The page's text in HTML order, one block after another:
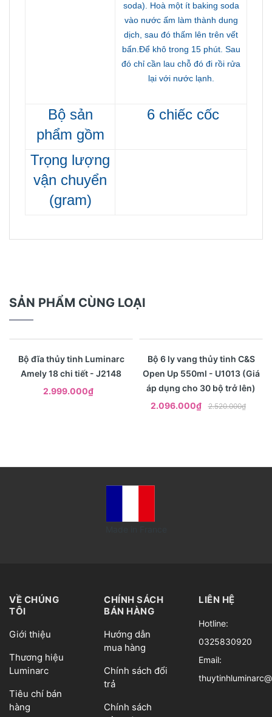
soda). Hoà một ít baking soda
vào nước ấm làm thành dung
dịch, sau đó thấm lên trên vết
bẩn.Để khô trong 15 phút. Sau
đó chỉ cần lau chỗ đó đi rồi rửa
lại với nước lạnh.
Bộ sản
phẩm gồm
6 chiếc cốc
Trọng lượng
vận chuyển
(gram)
SẢN PHẨM CÙNG LOẠI
Xem nhanh
Bộ đĩa thủy tinh Luminarc
Amely 18 chi tiết - J2148
2.999.000₫
Xem nhanh
Bộ 6 ly vang thủy tinh C&S
Open Up 550ml - U1013 (Giá
áp dụng cho 30 bộ trở lên)
2.096.000₫
2.520.000₫
VỀ CHÚNG
TÔI
Giới thiệu
Thương hiệu
Luminarc
Tiêu chí bán
hàng
CHÍNH SÁCH
BÁN HÀNG
Hướng dẫn
mua hàng
Chính sách đổi
trả
Chính sách
LIÊN HỆ
Hotline:
0325830920
Email: